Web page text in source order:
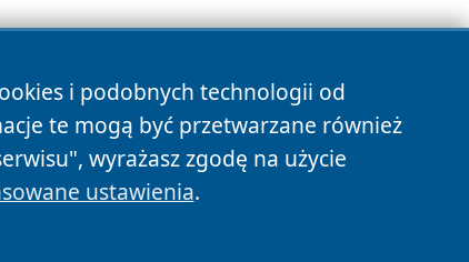
i podobnych technologii od
te mogą być przetwarzane również
wyrażasz zgodę na użycie
ustawienia.